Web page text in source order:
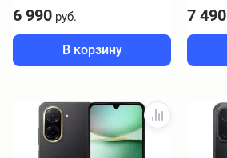
6 990 руб.
В корзину
7 490